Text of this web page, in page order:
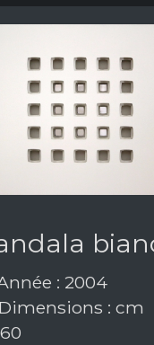
: 2004
Dimensions : cm